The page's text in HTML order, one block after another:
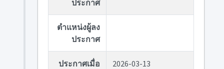
ประกาศ
ตำแหน่งผู้ลง
ประกาศ
ประกาศเมื่อ
2026-03-13